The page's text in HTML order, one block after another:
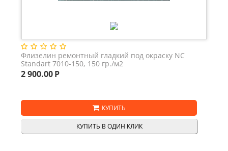
Флизелин ремонтный гладкий под окраску NC
Standart 7010-150, 150 гр./м2
2 900.00Р
КУПИТЬ
КУПИТЬ В ОДИН КЛИК